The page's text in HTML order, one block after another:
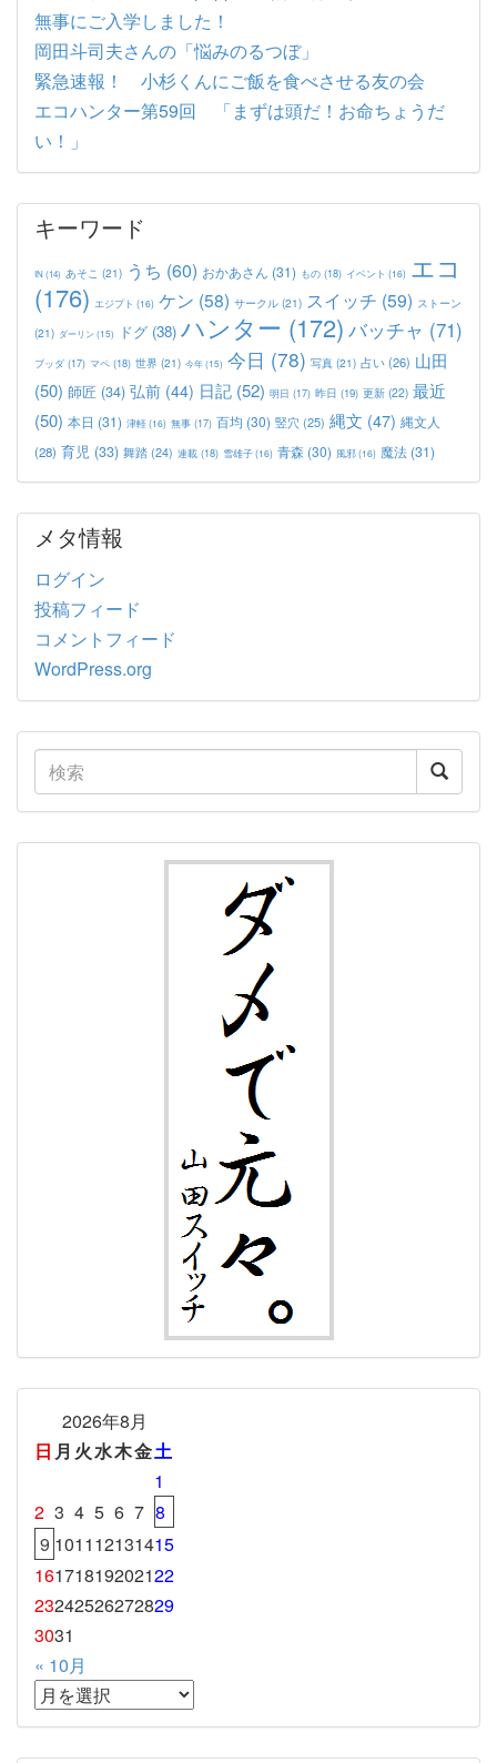
無事にご入学しました！
岡田斗司夫さんの「悩みのるつぼ」
緊急速報！ 小杉くんにご飯を食べさせる友の会
エコハンター第59回 「まずは頭だ！お命ちょうだ
い！」
キーワード
IN(14) あそこ (21) うち (60) おかあさん (31) もの (18) イベント (16) エコ
(176) エジプト (16) ケン (58) サークル (21) スイッチ (59) ストーン
(21) ダーリン(15) ドグ (38) ハンター (172) バッチャ (71)
ブッダ (17) マペ (18) 世界 (21) 今年(15) 今日 (78) 写真 (21) 占い(26) 山田
(50) 師匠 (34) 弘前 (44) 日記 (52) 明日 (17) 昨日 (19) 更新 (22) 最近
(50) 本日 (31) 津軽(16) 無事 (17) 百均 (30) 竪穴 (25) 縄文 (47) 縄文人
(28) 育児 (33) 舞踏 (24) 連載 (18) 雪雄子(16) 青森 (30) 風邪(16) 魔法 (31)
メタ情報
ログイン
投稿フィード
コメントフィード
WordPress.org
2026年8月
日 月 火水木金土
1
2 3 4 5 6 7 8
9 101112131415
16171819202122
23242526272829
3031
« 10月